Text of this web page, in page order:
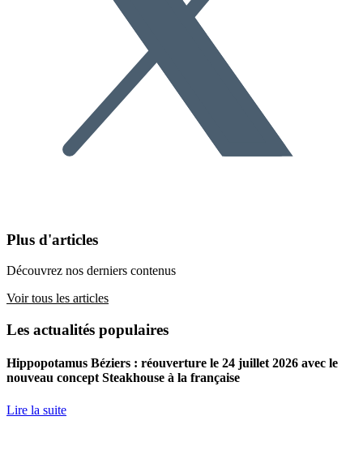
Plus d'articles
Découvrez nos derniers contenus
Voir tous les articles
Les actualités populaires
Hippopotamus Béziers : réouverture le 24 juillet 2026 avec le
nouveau concept Steakhouse à la française
Lire la suite